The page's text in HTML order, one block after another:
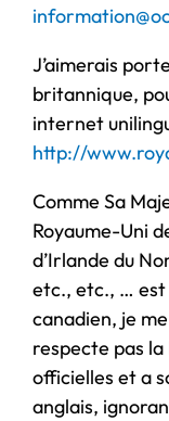
J’aimerais
britannique,
internet
http://
Comme Sa
Royaume-Uni
d’Irlande du
etc., etc., … est
canadien, je
respecte pas la
officielles et a
anglais,